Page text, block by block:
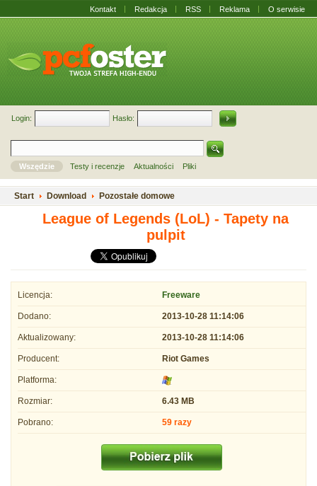
Kontakt Redakcja RSS Reklama O serwisie
Login: Hasło:
Wszędzie Testy i recenzje Aktualności Pliki
Start Download Pozostałe domowe
League of Legends (LoL) - Tapety na
pulpit
Licencja: Freeware
Dodano: 2013-10-28 11:14:06
Aktualizowany: 2013-10-28 11:14:06
Producent: Riot Games
Platforma:
Rozmiar: 6.43 MB
Pobrano: 59 razy